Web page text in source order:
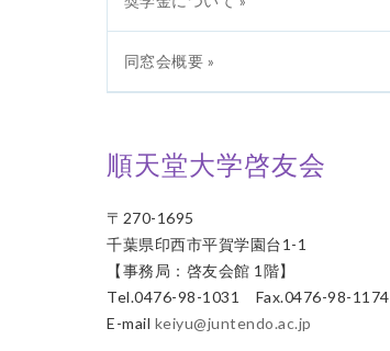
同窓会概要 »
順天堂大学啓友会
〒270-1695
千葉県印西市平賀学園台1-1
【事務局：啓友会館 1階】
Tel.0476-98-1031 Fax.0476-98-1174
E-mail keiyu@juntendo.ac.jp